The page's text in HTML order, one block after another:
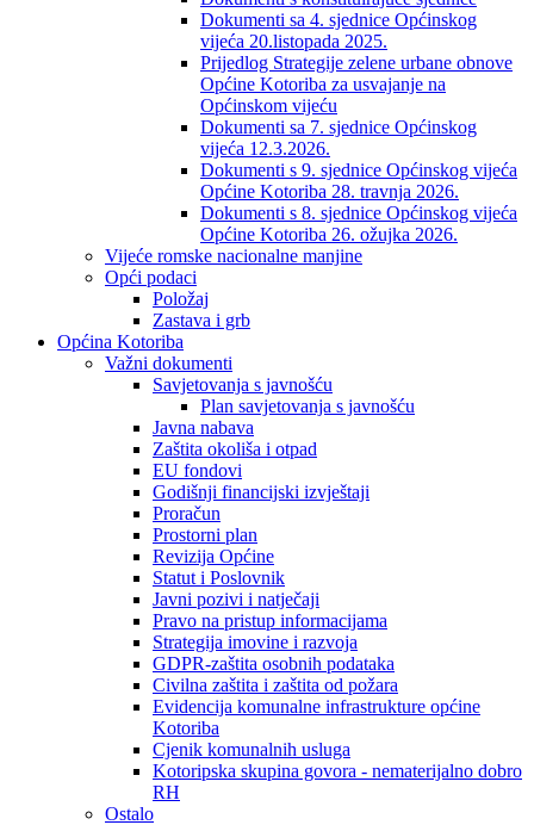
Dokumenti sa 4. sjednice Općinskog
vijeća 20.listopada 2025.
Prijedlog Strategije zelene urbane obnove
Općine Kotoriba za usvajanje na
Općinskom vijeću
Dokumenti sa 7. sjednice Općinskog
vijeća 12.3.2026.
Dokumenti s 9. sjednice Općinskog vijeća
Općine Kotoriba 28. travnja 2026.
Dokumenti s 8. sjednice Općinskog vijeća
Općine Kotoriba 26. ožujka 2026.
Vijeće romske nacionalne manjine
Opći podaci
Položaj
Zastava i grb
Općina Kotoriba
Važni dokumenti
Savjetovanja s javnošću
Plan savjetovanja s javnošću
Javna nabava
Zaštita okoliša i otpad
EU fondovi
Godišnji financijski izvještaji
Proračun
Prostorni plan
Revizija Općine
Statut i Poslovnik
Javni pozivi i natječaji
Pravo na pristup informacijama
Strategija imovine i razvoja
GDPR-zaštita osobnih podataka
Civilna zaštita i zaštita od požara
Evidencija komunalne infrastrukture općine
Kotoriba
Cjenik komunalnih usluga
Kotoripska skupina govora - nematerijalno dobro
RH
Ostalo